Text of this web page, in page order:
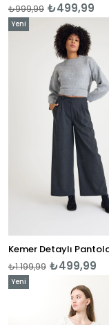
₺499,99
₺999,99
₺499,99
₺1.199,99
Yeni
Yeni